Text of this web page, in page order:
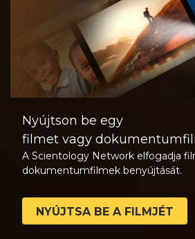
Nyújtson be egy
filmet vagy
A Scientology Network elfogadja
dokumentumfilmek benyújtását.
NYÚJTSA BE A FILMJÉT